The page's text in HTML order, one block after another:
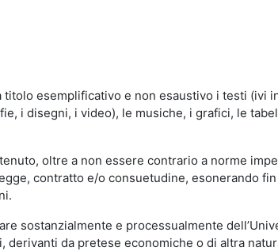
esemplificativo e non esaustivo i testi (ivi
i disegni, i video), le musiche, i grafici, le
oltre a non essere contrario a norme
contratto e/o consuetudine, esonerando fin
sostanzialmente e processualmente
da pretese economiche o di altra